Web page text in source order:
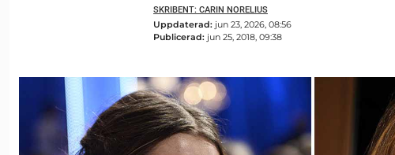
SKRIBENT: CARIN NORELIUS
Uppdaterad: jun 23, 2026, 08:56
Publicerad: jun 25, 2018, 09:38